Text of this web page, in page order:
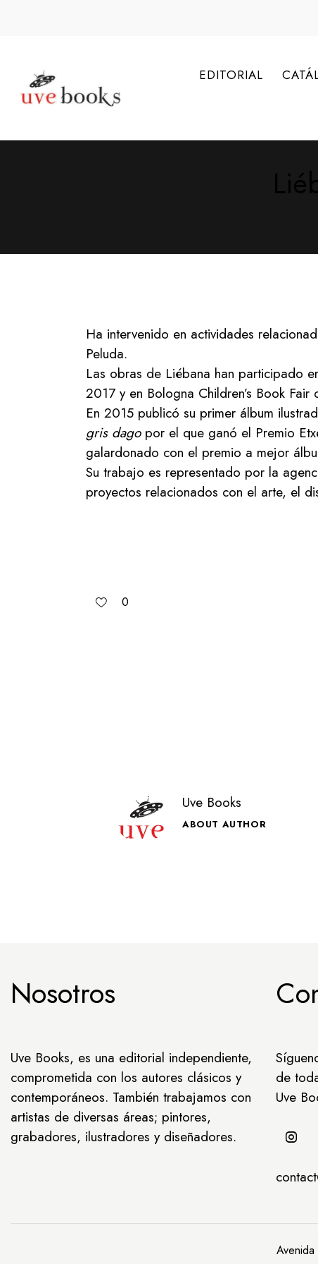
EDITORIAL
Ha intervenido en actividades
Peluda.
Las obras de Liébana han participado
2017 y en Bologna Children’s Book Fair
En 2015 publicó su primer álbum
gris dagopor el que ganó el Premio
galardonado con el premio a mejor
Su trabajo es representado por la
proyectos relacionados con el arte, el
0
Uve Books
ABOUT AUTHOR
Nosotros
Uve Books, es una editorial independiente,
comprometida con los autores clásicos y
contemporáneos. También trabajamos con
artistas de diversas áreas; pintores,
grabadores, ilustradores y diseñadores.
de
Uve